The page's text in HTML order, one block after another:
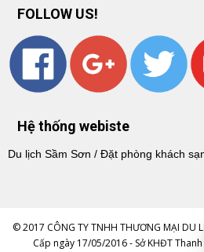
FOLLOW US!
Hệ thống webiste
Du lịch Sầm Sơn / Đặt phòng khách
© 2017 CÔNG TY TNHH THƯƠNG MẠI DU
Cấp ngày 17/05/2016 - Sở KHĐT